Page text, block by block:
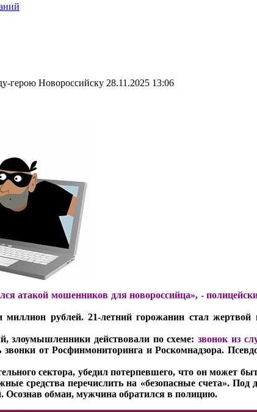
герою Новороссийску 28.11.2025 13:06
атакой мошенников для новороссийца», -
миллион рублей. 21-летний горожанин стал
злоумышленники действовали по схеме:звонок из
от Росфинмониторинга и Роскомнадзора.
сектора, убедил потерпевшего, что он может
средства перечислить на «безопасные счета».
Осознав обман, мужчина обратился в полицию.